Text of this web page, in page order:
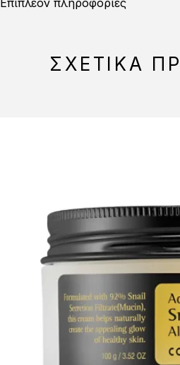
Επιπλέον πληροφορίες
ΣΧΕΤΙΚΆ